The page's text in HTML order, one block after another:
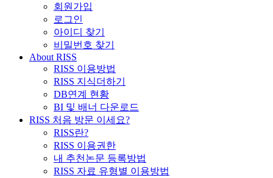
회원가입
로그인
아이디 찾기
비밀번호 찾기
About RISS
RISS 이용방법
RISS 지식더하기
DB연계 현황
BI 및 배너 다운로드
RISS 처음 방문 이세요?
RISS란?
RISS 이용권한
내 추천논문 등록방법
RISS 자료 유형별 이용방법